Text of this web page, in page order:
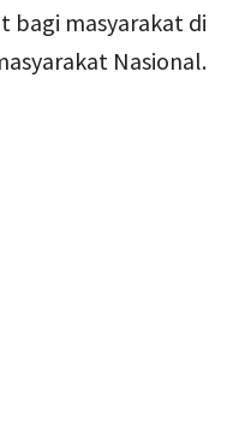
bagi masyarakat di
Nasional.